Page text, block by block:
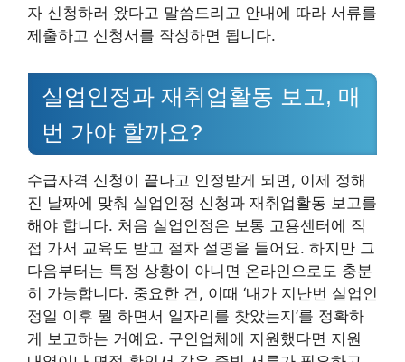
자 신청하러 왔다고 말씀드리고 안내에 따라 서류를
제출하고 신청서를 작성하면 됩니다.
실업인정과 재취업활동 보고, 매
번 가야 할까요?
수급자격 신청이 끝나고 인정받게 되면, 이제 정해
진 날짜에 맞춰 실업인정 신청과 재취업활동 보고를
해야 합니다. 처음 실업인정은 보통 고용센터에 직
접 가서 교육도 받고 절차 설명을 들어요. 하지만 그
다음부터는 특정 상황이 아니면 온라인으로도 충분
히 가능합니다. 중요한 건, 이때 ‘내가 지난번 실업인
정일 이후 뭘 하면서 일자리를 찾았는지’를 정확하
게 보고하는 거예요. 구인업체에 지원했다면 지원